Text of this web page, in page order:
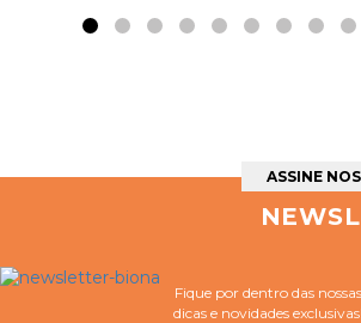
ASSINE
Fique por dentro das nossas
dicas e novidades exclusivas!